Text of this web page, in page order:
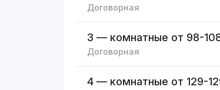
Договорная
3 — комнатные от 98-
Договорная
4 — комнатные от 129-